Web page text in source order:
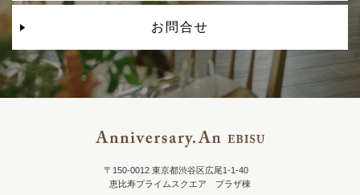
お問合せ
〒150-0012 東京都渋谷区広尾1-1-40
恵比寿プライムスクエア プラザ棟